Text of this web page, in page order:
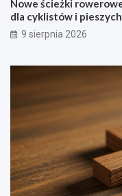
e
n
d
r
u
k
a
c
k
l
i
Nowe ścieżki
dla cyklistów i pieszych
9 sierpnia 2026